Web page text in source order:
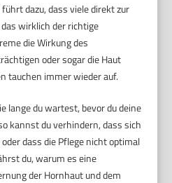
dazu, dass viele direkt zur
wirklich der richtige
die Wirkung des
oder sogar die Haut
tauchen immer wieder auf.
lange du wartest, bevor du deine
kannst du verhindern, dass sich
dass die Pflege nicht optimal
du, warum es eine
der Hornhaut und dem